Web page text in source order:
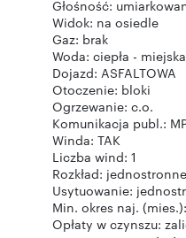
Głośność:
Widok: na osiedle
Gaz: brak
Woda: ciepła - miejska
Dojazd: ASFALTOWA
Otoczenie: bloki
Ogrzewanie: c.o.
Komunikacja publ.:
Winda: TAK
Liczba wind: 1
Rozkład:
Usytuowanie:
Min. okres naj.
Opłaty w czynszu: